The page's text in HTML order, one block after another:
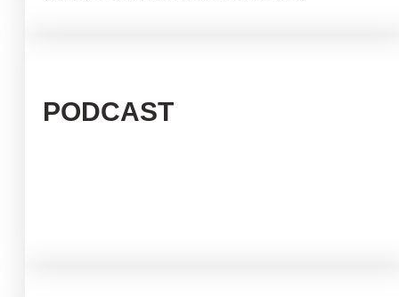
PODCAST